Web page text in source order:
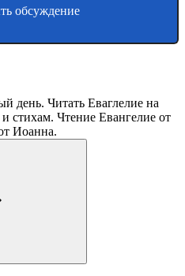
обсуждение
день. Читать Еваглелие на
стихам. Чтение Евангелие от
Иоанна.